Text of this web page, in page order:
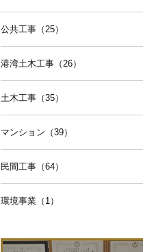
公共工事（25）
港湾土木工事（26）
土木工事（35）
マンション（39）
民間工事（64）
環境事業（1）